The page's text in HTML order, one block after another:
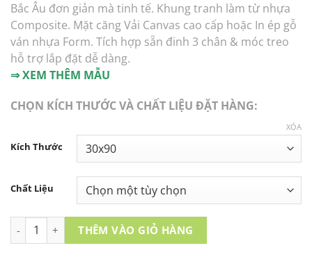
Bắc Âu đơn giản mà tinh tế. Khung tranh làm từ nhựa
Composite. Mặt căng Vải Canvas cao cấp hoặc In ép gỗ
ván nhựa Form. Tích hợp sẵn đinh 3 chân & móc treo
hỗ trợ lắp đặt dễ dàng.
⇒ XEM THÊM MẪU
CHỌN KÍCH THƯỚC VÀ CHẤT LIỆU ĐẶT HÀNG:
Kích Thước
Chất Liệu
XÓA
TRANH TREO TƯỜNG 1 TẤM - STTV6-73 số lượng
THÊM VÀO GIỎ HÀNG